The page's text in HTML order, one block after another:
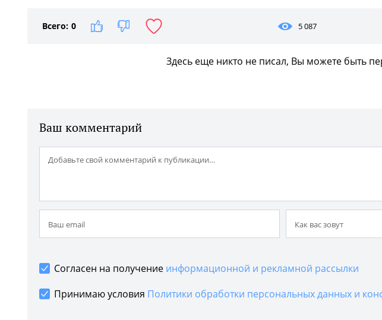
Всего: 0 5 087
Здесь еще никто не писал, Вы можете быть
Ваш комментарий
Согласен на получение информационной и рекламной рассылки
Принимаю условия Политики обработки персональных данных и